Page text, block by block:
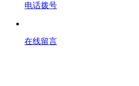
电话拨号
在线留言